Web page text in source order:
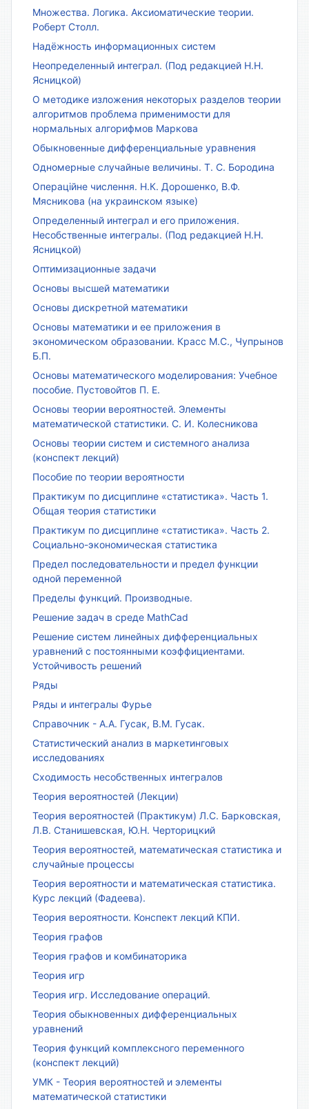
Множества. Логика. Аксиоматические теории.
Роберт Столл.
Надёжность информационных систем
Неопределенный интеграл. (Под редакцией Н.Н.
Ясницкой)
О методике изложения некоторых разделов теории
алгоритмов проблема применимости для
нормальных алгорифмов Маркова
Обыкновенные дифференциальные уравнения
Одномерные случайные величины. Т. С. Бородина
Операційне числення. Н.К. Дорошенко, В.Ф.
Мясникова (на украинском языке)
Определенный интеграл и его приложения.
Несобственные интегралы. (Под редакцией Н.Н.
Ясницкой)
Оптимизационные задачи
Основы высшей математики
Основы дискретной математики
Основы математики и ее приложения в
экономическом образовании. Красс М.С., Чупрынов
Б.П.
Основы математического моделирования: Учебное
пособие. Пустовойтов П. Е.
Основы теории вероятностей. Элементы
математической статистики. С. И. Колесникова
Основы теории систем и системного анализа
(конспект лекций)
Пособие по теории вероятности
Практикум по дисциплине «статистика». Часть 1.
Общая теория статистики
Практикум по дисциплине «статистика». Часть 2.
Социально-экономическая статистика
Предел последовательности и предел функции
одной переменной
Пределы функций. Производные.
Решение задач в среде MathCad
Решение систем линейных дифференциальных
уравнений с постоянными коэффициентами.
Устойчивость решений
Ряды
Ряды и интегралы Фурье
Справочник - А.А. Гусак, В.М. Гусак.
Статистический анализ в маркетинговых
исследованиях
Сходимость несобственных интегралов
Теория вероятностей (Лекции)
Теория вероятностей (Практикум) Л.С. Барковская,
Л.В. Станишевская, Ю.Н. Черторицкий
Теория вероятностей, математическая статистика и
случайные процессы
Теория вероятности и математическая статистика.
Курс лекций (Фадеева).
Теория вероятности. Конспект лекций КПИ.
Теория графов
Теория графов и комбинаторика
Теория игр
Теория игр. Исследование операций.
Теория обыкновенных дифференциальных
уравнений
Теория функций комплексного переменного
(конспект лекций)
УМК - Теория вероятностей и элементы
математической статистики